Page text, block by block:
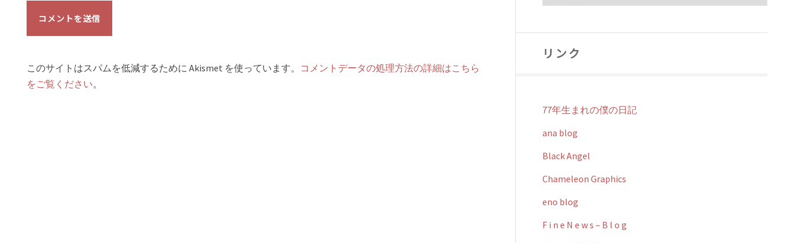
このサイトはスパムを低減するために Akismet を使っています。 コメントデータの処理方法の詳細はこちら
をご覧ください。
リンク
77年生まれの僕の日記
ana blog
Black Angel
Chameleon Graphics
eno blog
F i n e N e w s – B l o g